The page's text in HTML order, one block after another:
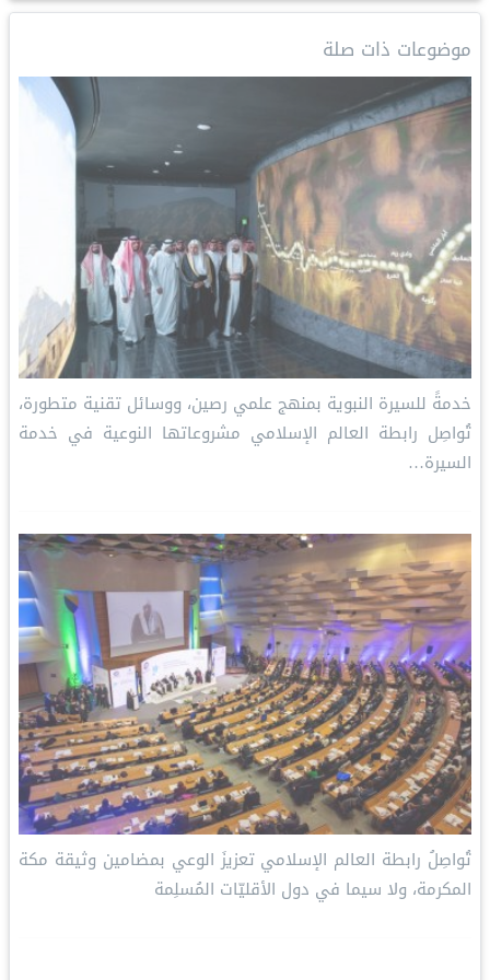
o
o
k
A
p
p
e
t
n
I
موضوعات ذات صلة
خدمةً للسيرة النبوية بمنهج علمي رصين، ووسائل تقنية متطورة،
تُواصِل رابطة العالم الإسلامي مشروعاتها النوعية في خدمة
السيرة…
تُواصِلُ ⁧‫رابطة العالم الإسلامي‬⁩ تعزيزَ الوعي بمضامين وثيقة مكة
المكرمة، ولا سيما في دول الأقليّات المُسلِمة